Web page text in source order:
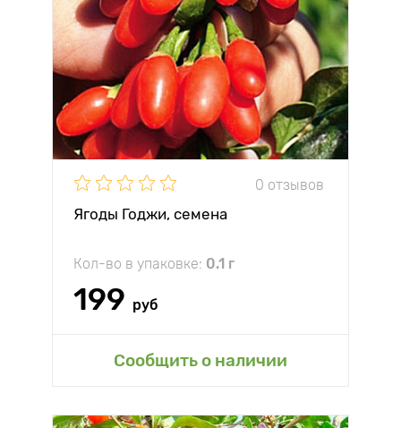
0 отзывов
Ягоды Годжи, семена
Кол-во в упаковке: 0.1 г
199 руб
Сообщить о наличии